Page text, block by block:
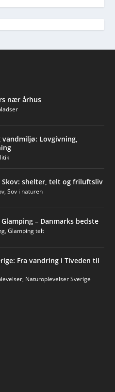
nær århus
Lovgivning,
Skov: shelter, telt og friluftsliv
,Sov i naturen
– Danmarks bedste
,Glamping telt
Fra vandring i Tiveden til
, Naturoplevelser Sverige